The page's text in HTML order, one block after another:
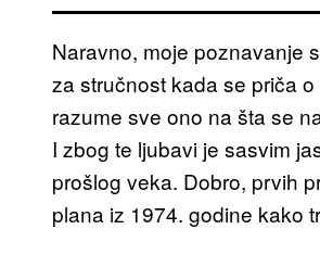
Naravno, moje poznavanje
za stručnost kada se priča
razume sve ono na šta se
I zbog te ljubavi je sasvim
prošlog veka. Dobro, prvih
plana iz 1974. godine kako